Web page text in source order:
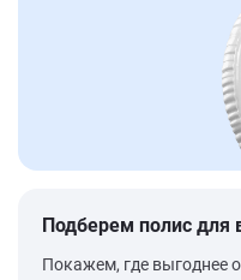
Подберем полис для
Покажем, где выгоднее